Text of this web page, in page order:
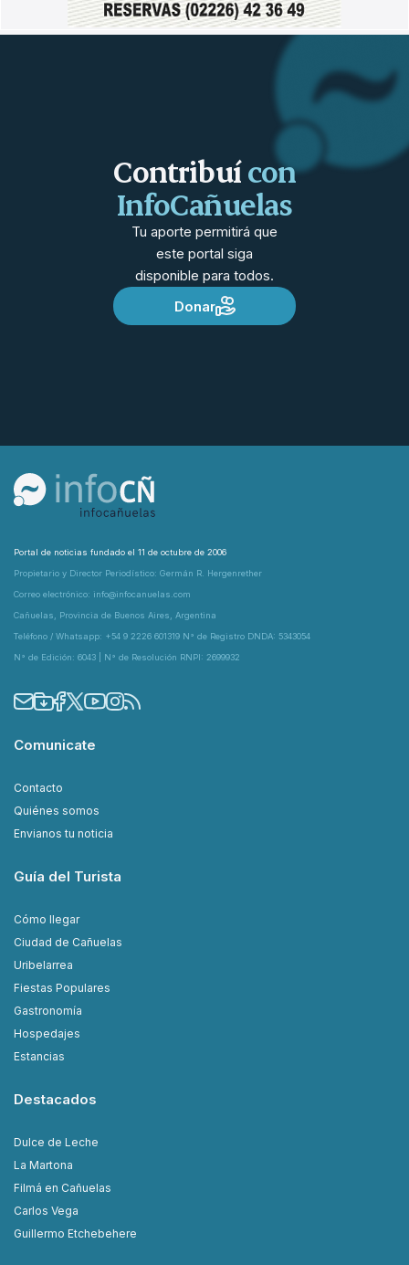
Contribuícon
InfoCañuelas
Tu aporte permitirá que
este portal siga
disponible para todos.
Donar
Portal de noticias fundado el 11 de octubre de 2006
Propietario y Director Periodístico: Germán R. Hergenrether
Correo electrónico: info@infocanuelas.com
Cañuelas, Provincia de Buenos Aires, Argentina
Teléfono / Whatsapp: +54 9 2226 601319 N° de Registro DNDA: 5343054
N° de Edición: 6043 | N° de Resolución RNPI: 2699932
Comunicate
Contacto
Quiénes somos
Envianos tu noticia
Guía del Turista
Cómo llegar
Ciudad de Cañuelas
Uribelarrea
Fiestas Populares
Gastronomía
Hospedajes
Estancias
Destacados
Dulce de Leche
La Martona
Filmá en Cañuelas
Carlos Vega
Guillermo Etchebehere